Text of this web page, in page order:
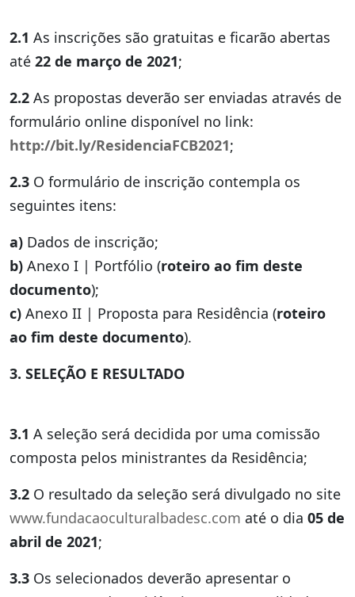
2.1 As inscrições são gratuitas e ficarão abertas
até 22 de março de 2021;
2.2 As propostas deverão ser enviadas através de
formulário online disponível no link:
http://bit.ly/ResidenciaFCB2021;
2.3 O formulário de inscrição contempla os
seguintes itens:
a) Dados de inscrição;
b) Anexo I | Portfólio (roteiro ao fim deste
documento);
c) Anexo II | Proposta para Residência (roteiro
ao fim deste documento).
3. SELEÇÃO E RESULTADO
3.1 A seleção será decidida por uma comissão
composta pelos ministrantes da Residência;
3.2 O resultado da seleção será divulgado no site
www.fundacaoculturalbadesc.com até o dia 05 de
abril de 2021;
3.3 Os selecionados deverão apresentar o